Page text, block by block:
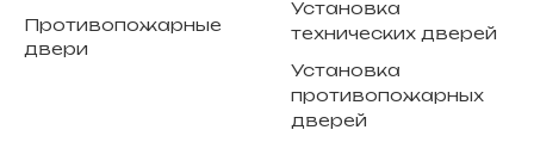
Противопожарные
двери
Установка
технических дверей
Установка
противопожарных
дверей